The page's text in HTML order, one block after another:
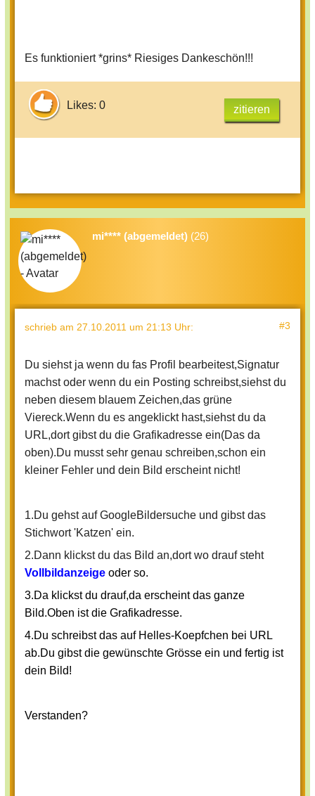
Es funktioniert *grins* Riesiges Dankeschön!!!
Likes: 0 zitieren
mi**** (abgemeldet) (26)
schrieb am 27.10.2011 um 21:13 Uhr: #3
Du siehst ja wenn du fas Profil bearbeitest,Signatur
machst oder wenn du ein Posting schreibst,siehst du
neben diesem blauem Zeichen,das grüne
Viereck.Wenn du es angeklickt hast,siehst du da
URL,dort gibst du die Grafikadresse ein(Das da
oben).Du musst sehr genau schreiben,schon ein
kleiner Fehler und dein Bild erscheint nicht!
1.Du gehst auf GoogleBildersuche und gibst das
Stichwort 'Katzen' ein.
2.Dann klickst du das Bild an,dort wo drauf steht
Vollbildanzeige oder so.
3.Da klickst du drauf,da erscheint das ganze
Bild.Oben ist die Grafikadresse.
4.Du schreibst das auf Helles-Koepfchen bei URL
ab.Du gibst die gewünschte Grösse ein und fertig ist
dein Bild!
Verstanden?